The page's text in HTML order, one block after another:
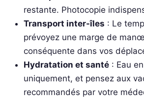
restante. Photocopie
Transport inter-îles : Le
prévoyez une marge de
conséquente dans vos
Hydratation et santé : Eau
uniquement, et pensez aux
recommandés par votre